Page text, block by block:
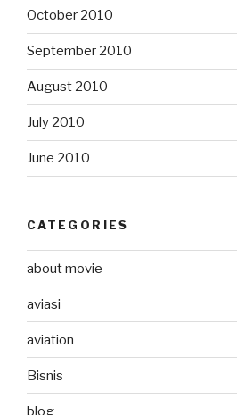
October 2010
September 2010
August 2010
July 2010
June 2010
CATEGORIES
about movie
aviasi
aviation
Bisnis
blog